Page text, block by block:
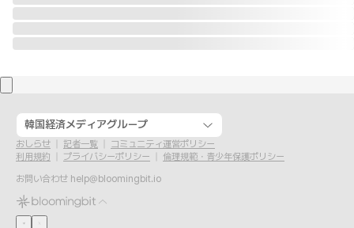
韓国経済メディアグループ
おしらせ 記者一覧
コミュニティ運営ポリシー
利用規約
プライバシーポリシー
倫理規範・青少年保護ポリシー
お問い合わせ help@bloomingbit.io